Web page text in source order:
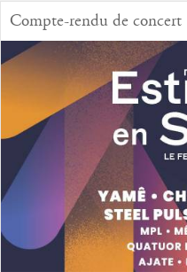
Compte-rendu de concert